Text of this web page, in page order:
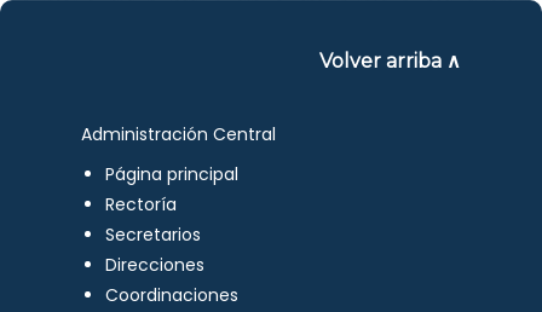
Volver arriba ∧
Administración Central
Página principal
Rectoría
Secretarios
Direcciones
Coordinaciones